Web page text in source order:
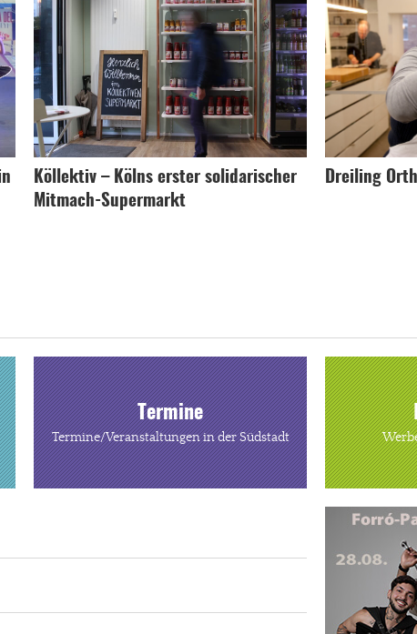
Köllektiv – Kölns erster solidarischer
Mitmach-Supermarkt
Dreiling
Termine
Termine/Veranstaltungen in der Südstadt